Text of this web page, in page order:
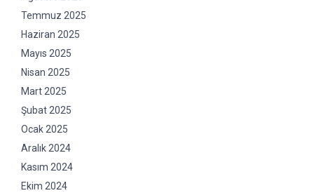
Temmuz 2025
Haziran 2025
Mayıs 2025
Nisan 2025
Mart 2025
Şubat 2025
Ocak 2025
Aralık 2024
Kasım 2024
Ekim 2024